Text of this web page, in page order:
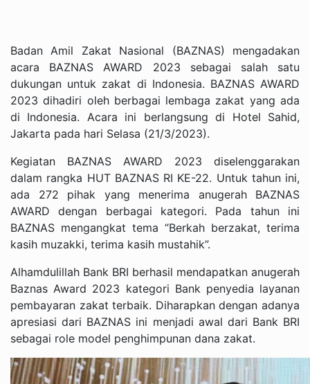
Badan Amil Zakat Nasional (BAZNAS) mengadakan
acara BAZNAS AWARD 2023 sebagai salah satu
dukungan untuk zakat di Indonesia. BAZNAS AWARD
2023 dihadiri oleh berbagai lembaga zakat yang ada
di Indonesia. Acara ini berlangsung di Hotel Sahid,
Jakarta pada hari Selasa (21/3/2023).
Kegiatan BAZNAS AWARD 2023 diselenggarakan
dalam rangka HUT BAZNAS RI KE-22. Untuk tahun ini,
ada 272 pihak yang menerima anugerah BAZNAS
AWARD dengan berbagai kategori. Pada tahun ini
BAZNAS mengangkat tema “Berkah berzakat, terima
kasih muzakki, terima kasih mustahik”.
Alhamdulillah Bank BRI berhasil mendapatkan anugerah
Baznas Award 2023 kategori Bank penyedia layanan
pembayaran zakat terbaik. Diharapkan dengan adanya
apresiasi dari BAZNAS ini menjadi awal dari Bank BRI
sebagai role model penghimpunan dana zakat.